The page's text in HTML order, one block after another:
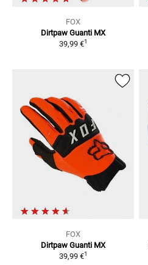
FOX
Dirtpaw Guanti MX
39,99 €1
FOX
Dirtpaw Guanti MX
39,99 €1